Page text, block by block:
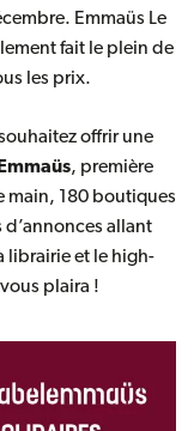
Emmaüs Le
fait le plein de
les prix.
offrir une
, première
main, 180 boutiques
allant
librairie et le high-
plaira !